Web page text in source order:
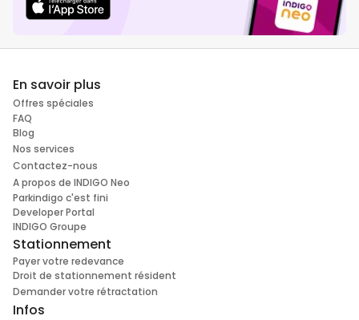
En savoir plus
Offres spéciales
FAQ
Blog
Nos services
Contactez-nous
A propos de INDIGO Neo
Parkindigo c'est fini
Developer Portal
INDIGO Groupe
Stationnement
Payer votre redevance
Droit de stationnement résident
Demander votre rétractation
Infos